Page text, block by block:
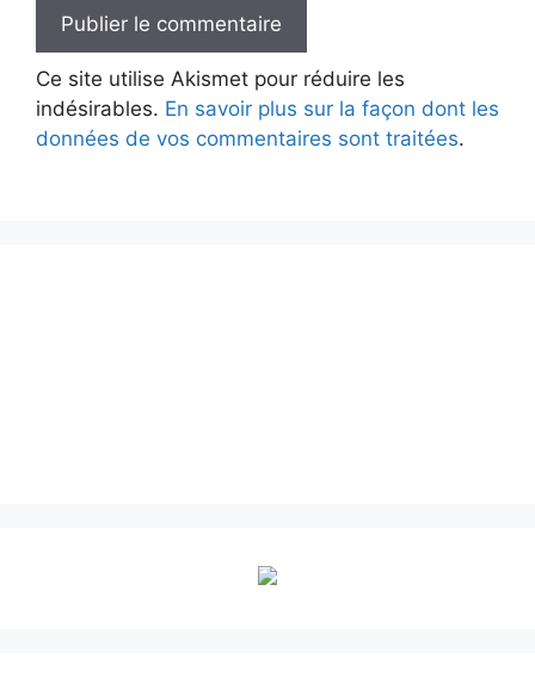
Ce site utilise Akismet pour réduire les
indésirables. En savoir plus sur la façon dont les
données de vos commentaires sont traitées.